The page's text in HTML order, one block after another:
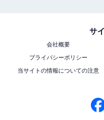
サ
会社概要
プライバシーポリシー
当サイトの情報についての注意